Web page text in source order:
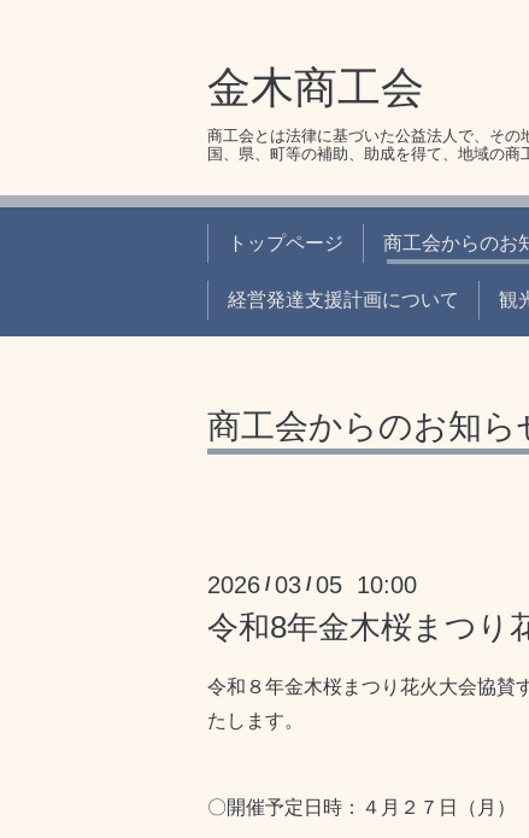
金木商工会
商工会とは法律に基づいた公益法人で、その
国、県、町等の補助、助成を得て、地域の商
トップページ 商工会からのお
経営発達支援計画について 観
商工会からのお知ら
2026 /03 /05 10:00
令和8年金木桜まつり
令和８年金木桜まつり花火大会協賛
たします。
〇開催予定日時：４月２７日（月